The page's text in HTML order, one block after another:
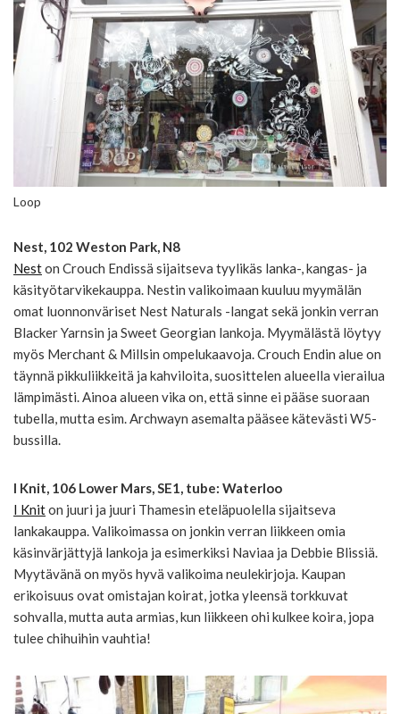
Loop
Nest, 102 Weston Park, N8
Neston Crouch Endissä sijaitseva tyylikäs lanka-, kangas- ja
käsityötarvikekauppa. Nestin valikoimaan kuuluu myymälän
omat luonnonväriset Nest Naturals -langat sekä jonkin verran
Blacker Yarnsin ja Sweet Georgian lankoja. Myymälästä löytyy
myös Merchant & Millsin ompelukaavoja. Crouch Endin alue on
täynnä pikkuliikkeitä ja kahviloita, suosittelen alueella vierailua
lämpimästi. Ainoa alueen vika on, että sinne ei pääse suoraan
tubella, mutta esim. Archwayn asemalta pääsee kätevästi W5-
bussilla.
I Knit, 106 Lower Mars, SE1, tube: Waterloo
I Kniton juuri ja juuri Thamesin eteläpuolella sijaitseva
lankakauppa. Valikoimassa on jonkin verran liikkeen omia
käsinvärjättyjä lankoja ja esimerkiksi Naviaa ja Debbie Blissiä.
Myytävänä on myös hyvä valikoima neulekirjoja. Kaupan
erikoisuus ovat omistajan koirat, jotka yleensä torkkuvat
sohvalla, mutta auta armias, kun liikkeen ohi kulkee koira, jopa
tulee chihuihin vauhtia!